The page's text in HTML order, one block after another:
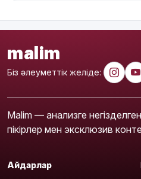
malim
Біз әлеуметтік желіде:
Malim — анализге
пікірлер мен эксклюзив
Айдарлар